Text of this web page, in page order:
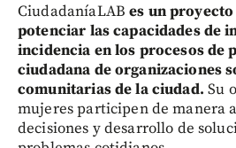
CiudadaníaLABes un
potenciar las capacidades de
incidencia en los procesos de
ciudadana de organizaciones
comunitarias de la ciudad. Su
mujeres participen de manera
decisiones y desarrollo de